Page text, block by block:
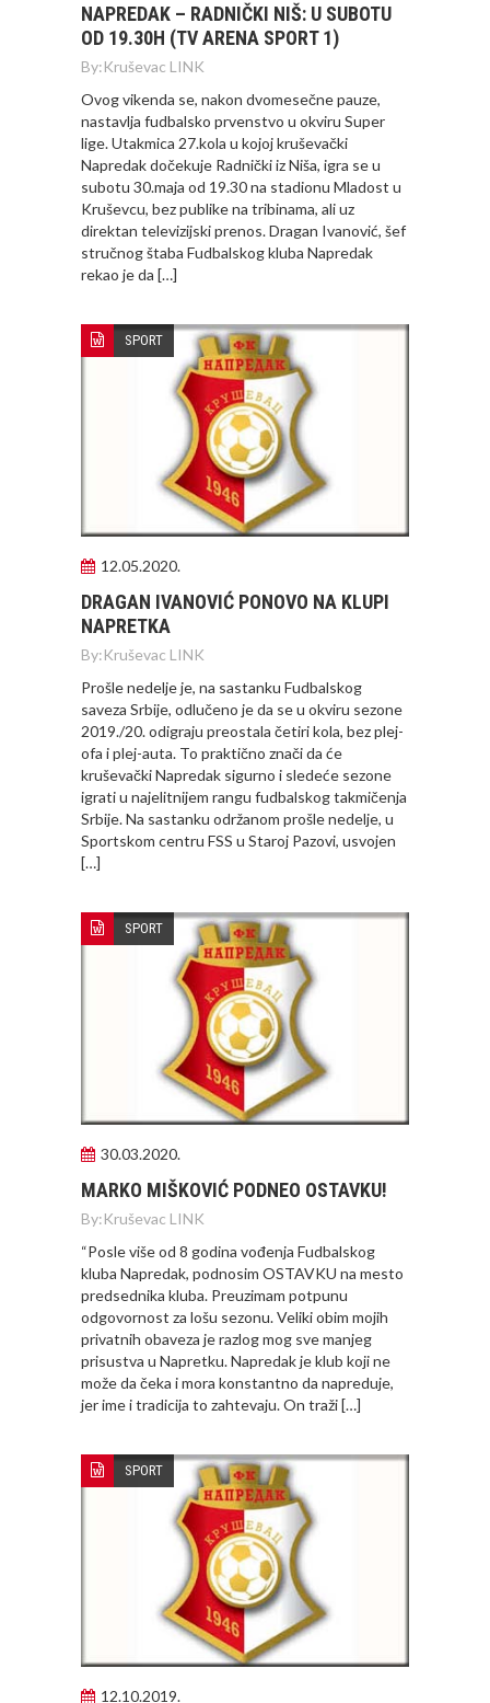
NAPREDAK – RADNIČKI NIŠ: U SUBOTU
OD 19.30H (TV ARENA SPORT 1)
By:Kruševac LINK
Ovog vikenda se, nakon dvomesečne pauze,
nastavlja fudbalsko prvenstvo u okviru Super
lige. Utakmica 27.kola u kojoj kruševački
Napredak dočekuje Radnički iz Niša, igra se u
subotu 30.maja od 19.30 na stadionu Mladost u
Kruševcu, bez publike na tribinama, ali uz
direktan televizijski prenos. Dragan Ivanović, šef
stručnog štaba Fudbalskog kluba Napredak
rekao je da […]
SPORT
12.05.2020.
DRAGAN IVANOVIĆ PONOVO NA KLUPI
NAPRETKA
By:Kruševac LINK
Prošle nedelje je, na sastanku Fudbalskog
saveza Srbije, odlučeno je da se u okviru sezone
2019./20. odigraju preostala četiri kola, bez plej-
ofa i plej-auta. To praktično znači da će
kruševački Napredak sigurno i sledeće sezone
igrati u najelitnijem rangu fudbalskog takmičenja
Srbije. Na sastanku održanom prošle nedelje, u
Sportskom centru FSS u Staroj Pazovi, usvojen
[…]
SPORT
30.03.2020.
MARKO MIŠKOVIĆ PODNEO OSTAVKU!
By:Kruševac LINK
“Posle više od 8 godina vođenja Fudbalskog
kluba Napredak, podnosim OSTAVKU na mesto
predsednika kluba. Preuzimam potpunu
odgovornost za lošu sezonu. Veliki obim mojih
privatnih obaveza je razlog mog sve manjeg
prisustva u Napretku. Napredak je klub koji ne
može da čeka i mora konstantno da napreduje,
jer ime i tradicija to zahtevaju. On traži […]
SPORT
12.10.2019.